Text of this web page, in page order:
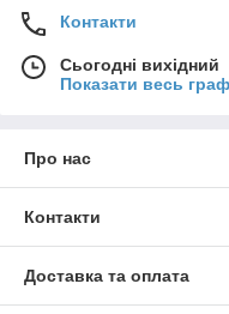
Контакти
Сьогодні вихідний
Показати весь
Про нас
Контакти
Доставка та оплата